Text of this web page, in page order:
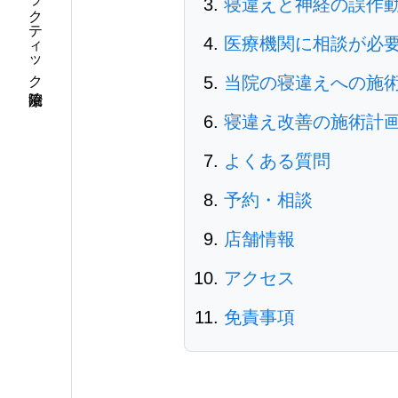
寝違えと神経の誤作
医療機関に相談が必
当院の寝違えへの施
寝違え改善の施術計
よくある質問
予約・相談
店舗情報
アクセス
免責事項